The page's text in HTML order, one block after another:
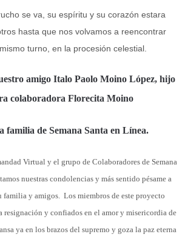
se va, su espíritu y su corazón estara
hasta que nos volvamos a reencontrar
turno, en la procesión celestial.
amigo Italo Paolo Moino López, hijo
colaboradora Florecita Moino
familia de Semana Santa en Línea.
Virtual y el grupo de Colaboradores de Semana
nuestras condolencias y más sentido pésame a
familia y amigos. Los miembros de este proyecto
resignación y confiados en el amor y misericordia de
ya en los brazos del supremo y goza la paz eterna